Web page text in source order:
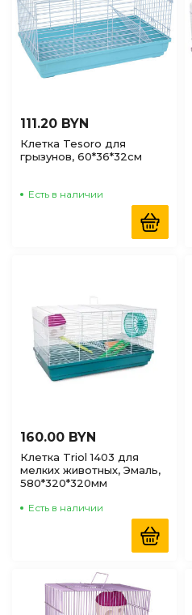
111.20 BYN
Клетка Tesoro для
грызунов, 60*36*32см
Есть в наличии
160.00 BYN
Клетка Triol 1403 для
мелких животных, Эмаль,
580*320*320мм
Есть в наличии